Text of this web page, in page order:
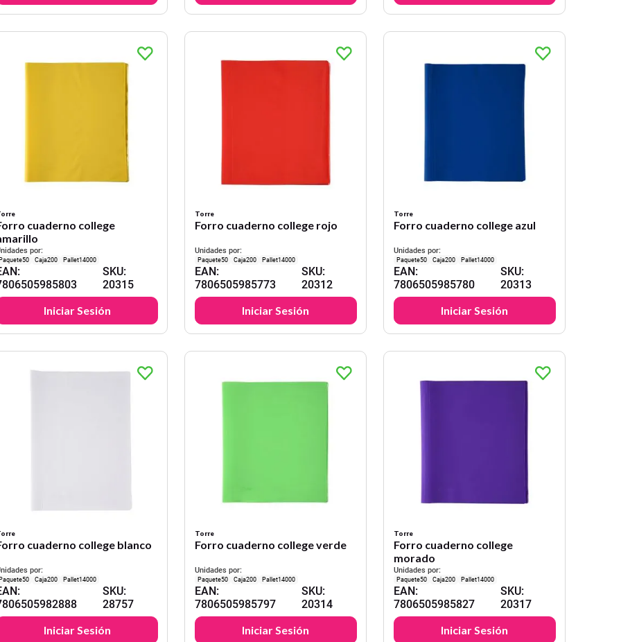
cuaderno college
por:
50 200 14000
:
SKU:
20315
Iniciar Sesión
Torre
Forro cuaderno college rojo
Unidades por:
50 200 14000
EAN:
7806505985773
SKU:
20312
Iniciar Sesión
Torre
Forro cuaderno college azul
Unidades por:
50 200 14000
EAN:
7806505985780
SKU:
20313
Iniciar Sesión
cuaderno college blanco
por:
50 200 14000
:
SKU:
28757
Iniciar Sesión
Torre
Forro cuaderno college verde
Unidades por:
50 200 14000
EAN:
7806505985797
SKU:
20314
Iniciar Sesión
Torre
Forro cuaderno college
morado
Unidades por:
50 200 14000
EAN:
7806505985827
SKU:
20317
Iniciar Sesión